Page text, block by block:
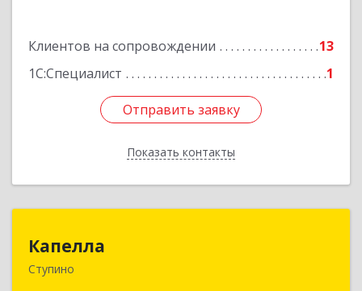
Клиентов на сопровождении
13
1С:Специалист
1
Отправить заявку
Показать контакты
Подробнее
Отправить заявку
Назад
Капелла
Ступино
142800, Московская обл, Ступино г, Андропова